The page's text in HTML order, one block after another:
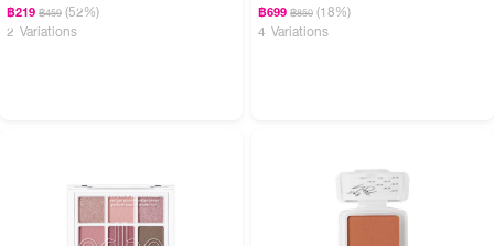
฿219 ฿459 (52%)
2 Variations
฿699 ฿850 (18%)
4 Variations